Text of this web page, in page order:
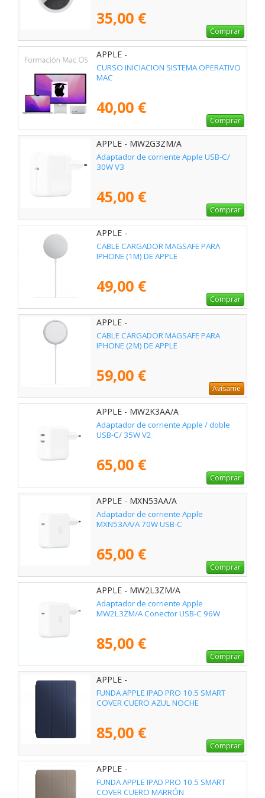
35,00 €
Comprar
APPLE -
CURSO INICIACION SISTEMA OPERATIVO
MAC
40,00 €
Comprar
APPLE - MW2G3ZM/A
Adaptador de corriente Apple USB-C/
30W V3
45,00 €
Comprar
APPLE -
CABLE CARGADOR MAGSAFE PARA
IPHONE (1M) DE APPLE
49,00 €
Comprar
APPLE -
CABLE CARGADOR MAGSAFE PARA
IPHONE (2M) DE APPLE
59,00 €
Avísame
APPLE - MW2K3AA/A
Adaptador de corriente Apple / doble
USB-C/ 35W V2
65,00 €
Comprar
APPLE - MXN53AA/A
Adaptador de corriente Apple
MXN53AA/A 70W USB-C
65,00 €
Comprar
APPLE - MW2L3ZM/A
Adaptador de corriente Apple
MW2L3ZM/A Conector USB-C 96W
85,00 €
Comprar
APPLE -
FUNDA APPLE IPAD PRO 10.5 SMART
COVER CUERO AZUL NOCHE
85,00 €
Comprar
APPLE -
FUNDA APPLE IPAD PRO 10.5 SMART
COVER CUERO MARRÓN